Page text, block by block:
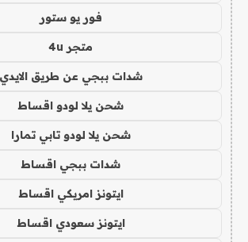
فور يو ستور
متجر 4u
شدات ببجي عن طريق الايدي
شحن يلا لودو اقساط
شحن يلا لودو تابي تمارا
شدات ببجي اقساط
ايتونز امريكي اقساط
ايتونز سعودي اقساط